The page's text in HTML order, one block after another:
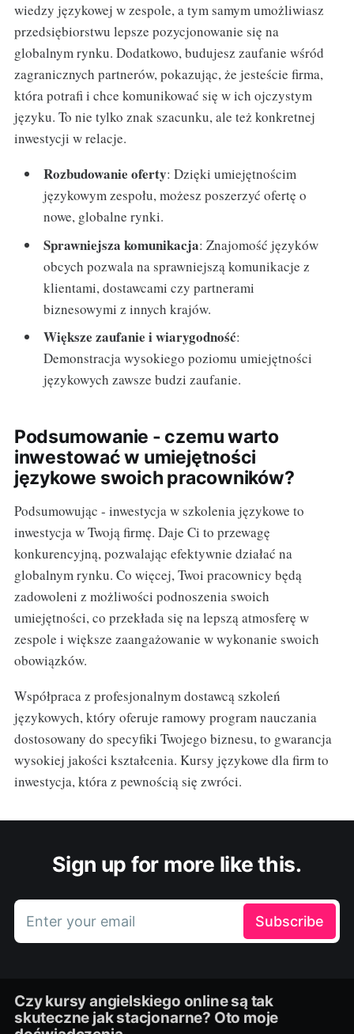
wiedzy językowej w zespole, a tym samym umożliwiasz
przedsiębiorstwu lepsze pozycjonowanie się na
globalnym rynku. Dodatkowo, budujesz zaufanie wśród
zagranicznych partnerów, pokazując, że jesteście firma,
która potrafi i chce komunikować się w ich ojczystym
języku. To nie tylko znak szacunku, ale też konkretnej
inwestycji w relacje.
Rozbudowanie oferty: Dzięki umiejętnościm
językowym zespołu, możesz poszerzyć ofertę o
nowe, globalne rynki.
Sprawniejsza komunikacja: Znajomość języków
obcych pozwala na sprawniejszą komunikacje z
klientami, dostawcami czy partnerami
biznesowymi z innych krajów.
Większe zaufanie i wiarygodność:
Demonstracja wysokiego poziomu umiejętności
językowych zawsze budzi zaufanie.
Podsumowanie - czemu warto
inwestować w umiejętności
językowe swoich pracowników?
Podsumowując - inwestycja w szkolenia językowe to
inwestycja w Twoją firmę. Daje Ci to przewagę
konkurencyjną, pozwalając efektywnie działać na
globalnym rynku. Co więcej, Twoi pracownicy będą
zadowoleni z możliwości podnoszenia swoich
umiejętności, co przekłada się na lepszą atmosferę w
zespole i większe zaangażowanie w wykonanie swoich
obowiązków.
Współpraca z profesjonalnym dostawcą szkoleń
językowych, który oferuje ramowy program nauczania
dostosowany do specyfiki Twojego biznesu, to gwarancja
wysokiej jakości kształcenia. Kursy językowe dla firm to
inwestycja, która z pewnością się zwróci.
Sign up for more like this.
Enter your email Subscribe
Czy kursy angielskiego online są tak
skuteczne jak stacjonarne? Oto moje